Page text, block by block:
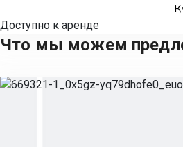
Доступно к аренде
Что мы можем